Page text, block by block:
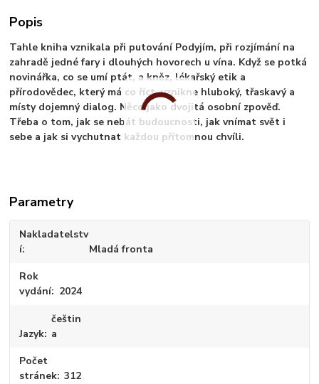
Popis
Tahle kniha vznikala při putování Podyjím, při rozjímání na
zahradě jedné fary i dlouhých hovorech u vína. Když se potká
novinářka, co se umí ptát, a kněz, lékařský etik a
přírodovědec, který má co říct, vznikne hluboký, třaskavý a
místy dojemný dialog. Něco jako dvojitá osobní zpověď.
Třeba o tom, jak se nebát budoucnosti, jak vnímat svět i
sebe a jak si vychutnat každou přítomnou chvíli.
Parametry
Nakladatelstv
í
Mladá fronta
Rok
vydání
2024
Jazyk
češtin
a
Počet
stránek 312